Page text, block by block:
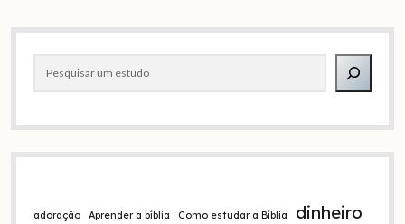
o
fim
Barra
lateral
adoração Aprender a bíblia Como estudar a Bíblia dinheiro